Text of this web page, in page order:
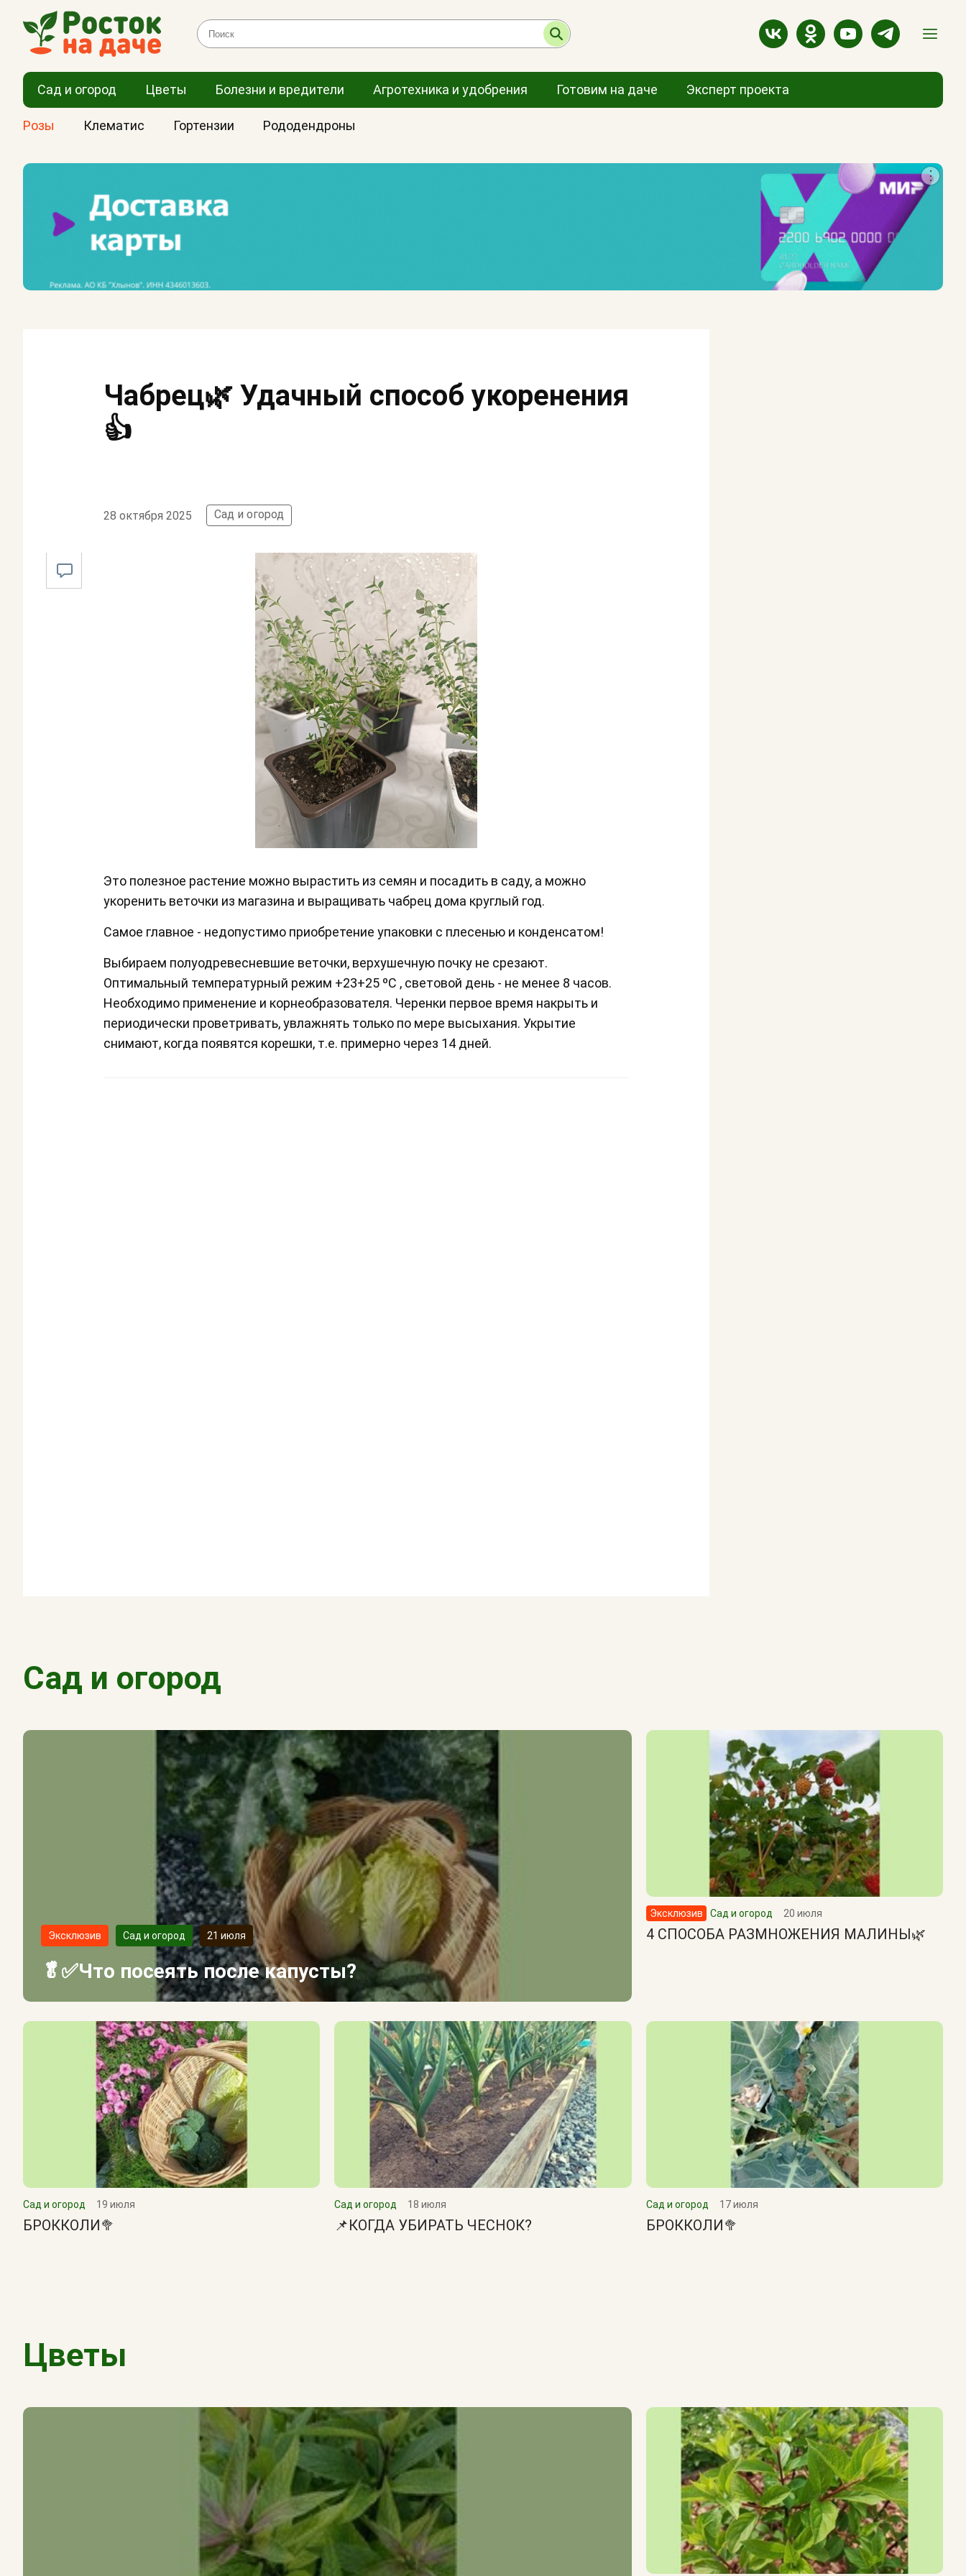
Сад и огород Цветы Болезни и вредители Агротехника и удобрения Готовим на даче Эксперт проекта
Розы Клематис Гортензии Рододендроны
Чабрец🌿 Удачный способ укоренения
👍
28 октября 2025 Сад и огород
Это полезное растение можно вырастить из семян и посадить в саду, а можно
укоренить веточки из магазина и выращивать чабрец дома круглый год.
Самое главное - недопустимо приобретение упаковки с плесенью и конденсатом!
Выбираем полуодревесневшие веточки, верхушечную почку не срезают.
Оптимальный температурный режим +23+25 ºС , световой день - не менее 8 часов.
Необходимо применение и корнеобразователя. Черенки первое время накрыть и
периодически проветривать, увлажнять только по мере высыхания. Укрытие
снимают, когда появятся корешки, т.е. примерно через 14 дней.
Сад и огород
Эксклюзив Сад и огород 21 июля
🥬✅Что посеять после капусты?
Эксклюзив Сад и огород 20 июля
4 СПОСОБА РАЗМНОЖЕНИЯ МАЛИНЫ🌿
Сад и огород 19 июля
БРОККОЛИ🥦
Сад и огород 18 июля
📌КОГДА УБИРАТЬ ЧЕСНОК?
Сад и огород 17 июля
БРОККОЛИ🥦
Цветы